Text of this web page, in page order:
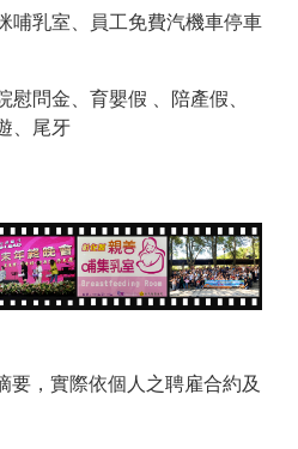
哺乳室、員工免費汽機車停車
慰問金、育嬰假 、陪產假、
、尾牙
要，實際依個人之聘雇合約及